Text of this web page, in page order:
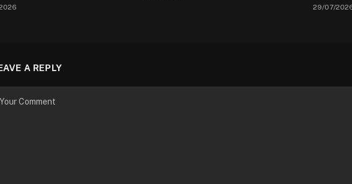
29/07/
A REPLY